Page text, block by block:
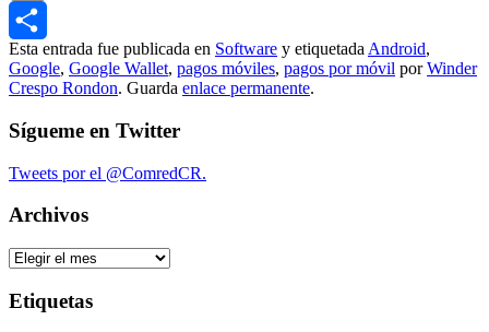
Email
Compartir
Esta entrada fue publicada en Software y etiquetada Android,
Google, Google Wallet, pagos móviles, pagos por móvil porWinder
Crespo Rondon. Guarda enlace permanente.
Sígueme en Twitter
Tweets por el @ComredCR.
Archivos
Archivos
Etiquetas